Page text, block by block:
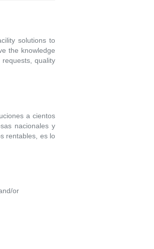
solutions to
the knowledge
quality
a cientos
nacionales y
rentables, es lo
or